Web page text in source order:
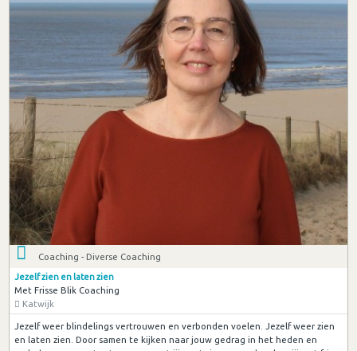
Coaching - Diverse Coaching
Jezelf zien en laten zien
Met Frisse Blik Coaching
Katwijk
Jezelf weer blindelings vertrouwen en verbonden voelen. Jezelf weer zien
en laten zien. Door samen te kijken naar jouw gedrag in het heden en